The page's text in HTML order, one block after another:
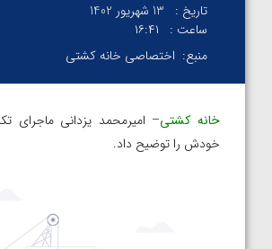
تاریخ :
13 شهریور 1402
ساعت :
۱۶:۴۱
منبع: اختصاصی خانه کشتی
خانه کشتی– امیرمحمد یزدانی ماجرای
خودش را توضیح داد.